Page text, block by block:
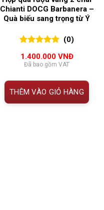
Chianti DOCG Barbanera –
Quà biếu sang trọng từ Ý
đánh giá
(0)
1.400.000 VNĐ
Đã bao gồm VAT
THÊM VÀO GIỎ HÀNG